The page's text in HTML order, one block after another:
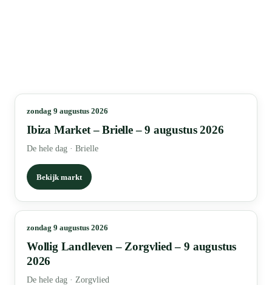
zondag 9 augustus 2026
Ibiza Market – Brielle – 9 augustus 2026
De hele dag · Brielle
Bekijk markt
zondag 9 augustus 2026
Wollig Landleven – Zorgvlied – 9 augustus
2026
De hele dag · Zorgvlied